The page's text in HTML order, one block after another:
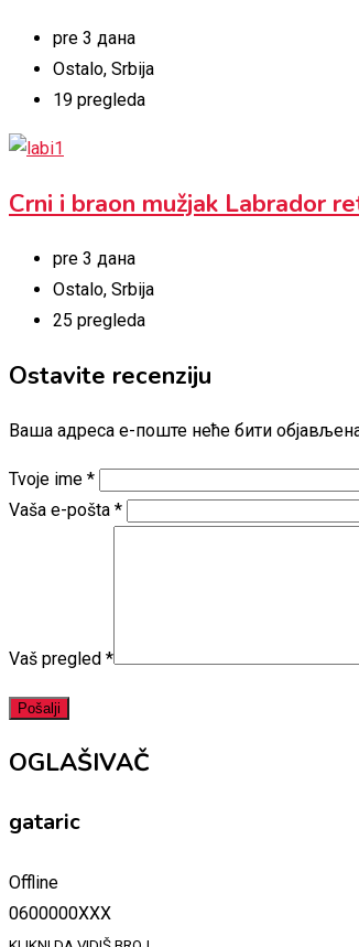
pre 3 дана
Ostalo, Srbija
19 pregleda
Crni i braon mužjak Labrador
pre 3 дана
Ostalo, Srbija
25 pregleda
Ostavite recenziju
Ваша адреса е-поште неће бити
Tvoje ime *
Vaša e-pošta *
Vaš pregled *
OGLAŠIVAČ
gataric
Offline
0600000XXX